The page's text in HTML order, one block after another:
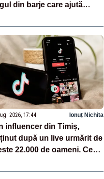
din barje care ajută
2026, 17:44 Ionuț Nichita
influencer din Timiș,
după un live urmărit de
22.000 de oameni. Ce